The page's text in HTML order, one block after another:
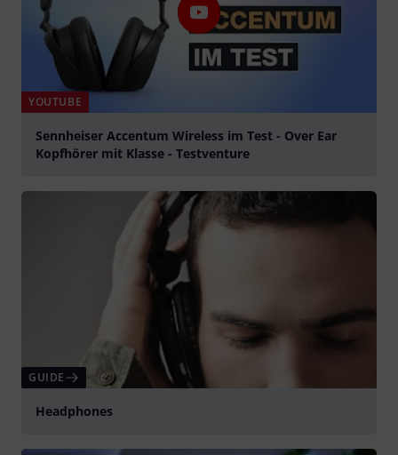
YOUTUBE
Sennheiser Accentum Wireless im Test - Over Ear
Kopfhörer mit Klasse - Testventure
GUIDE
Headphones